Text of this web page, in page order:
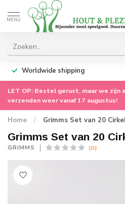
MENU
Worldwide shipping
LET OP: Bestel gerust, maar we zijn
verzenden weer vanaf 17 augustus!
Home / Grimms Set van 20
Grimms Set van 20
GRIMMS (0)